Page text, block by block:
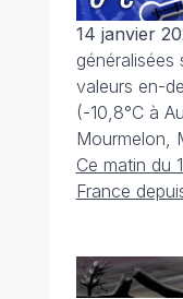
14 janvier
généralisées
valeurs en-
(-10,8°C à
Mourmelon,
Ce matin du
France